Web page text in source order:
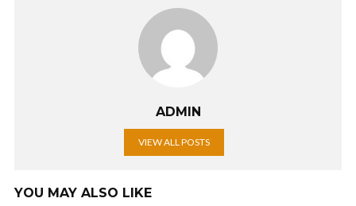
ADMIN
VIEW ALL POSTS
YOU MAY ALSO LIKE